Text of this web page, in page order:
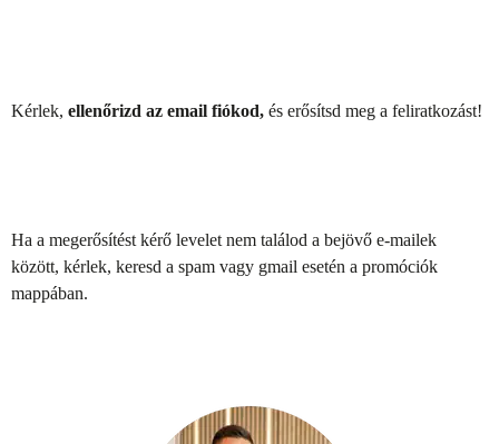
Kérlek, ellenőrizd az email fiókod, és erősítsd meg a feliratkozást!
Ha a megerősítést kérő levelet nem találod a bejövő e-mailek
között, kérlek, keresd a spam vagy gmail esetén a promóciók
mappában.